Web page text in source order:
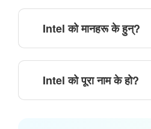
Intel को मानहरू के हुन्?
Intel को पूरा नाम के हो?